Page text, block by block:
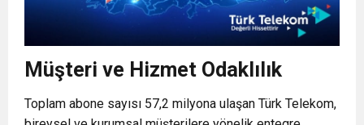
Müşteri ve Hizmet Odaklılık
Toplam abone sayısı 57,2 milyona ulaşan Türk Telekom,